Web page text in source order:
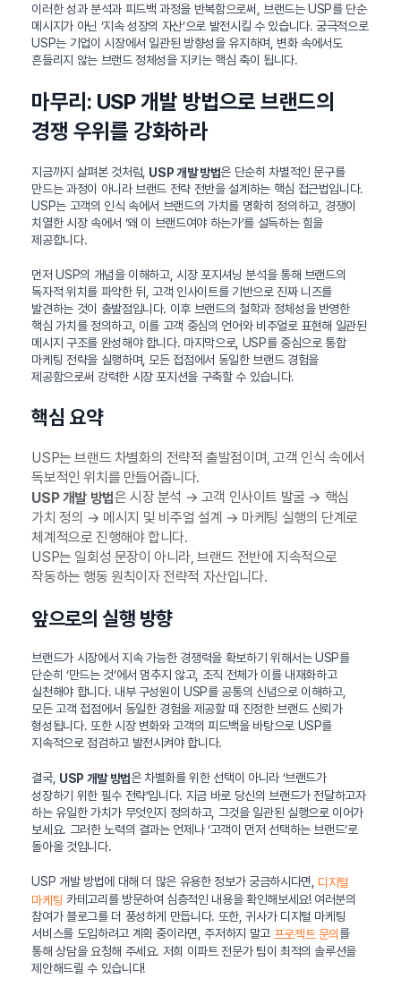
이러한 성과 분석과 피드백 과정을 반복함으로써, 브랜드는 USP를 단순
메시지가 아닌 ‘지속 성장의 자산’으로 발전시킬 수 있습니다. 궁극적으로
USP는 기업이 시장에서 일관된 방향성을 유지하며, 변화 속에서도
흔들리지 않는 브랜드 정체성을 지키는 핵심 축이 됩니다.
마무리: USP 개발 방법으로 브랜드의
경쟁 우위를 강화하라
지금까지 살펴본 것처럼, USP 개발 방법은 단순히 차별적인 문구를
만드는 과정이 아니라 브랜드 전략 전반을 설계하는 핵심 접근법입니다.
USP는 고객의 인식 속에서 브랜드의 가치를 명확히 정의하고, 경쟁이
치열한 시장 속에서 ‘왜 이 브랜드여야 하는가’를 설득하는 힘을
제공합니다.
먼저 USP의 개념을 이해하고, 시장 포지셔닝 분석을 통해 브랜드의
독자적 위치를 파악한 뒤, 고객 인사이트를 기반으로 진짜 니즈를
발견하는 것이 출발점입니다. 이후 브랜드의 철학과 정체성을 반영한
핵심 가치를 정의하고, 이를 고객 중심의 언어와 비주얼로 표현해 일관된
메시지 구조를 완성해야 합니다. 마지막으로, USP를 중심으로 통합
마케팅 전략을 실행하며, 모든 접점에서 동일한 브랜드 경험을
제공함으로써 강력한 시장 포지션을 구축할 수 있습니다.
핵심 요약
USP는 브랜드 차별화의 전략적 출발점이며, 고객 인식 속에서
독보적인 위치를 만들어줍니다.
USP 개발 방법은 시장 분석 → 고객 인사이트 발굴 → 핵심
가치 정의 → 메시지 및 비주얼 설계 → 마케팅 실행의 단계로
체계적으로 진행해야 합니다.
USP는 일회성 문장이 아니라, 브랜드 전반에 지속적으로
작동하는 행동 원칙이자 전략적 자산입니다.
앞으로의 실행 방향
브랜드가 시장에서 지속 가능한 경쟁력을 확보하기 위해서는 USP를
단순히 ‘만드는 것’에서 멈추지 않고, 조직 전체가 이를 내재화하고
실천해야 합니다. 내부 구성원이 USP를 공통의 신념으로 이해하고,
모든 고객 접점에서 동일한 경험을 제공할 때 진정한 브랜드 신뢰가
형성됩니다. 또한 시장 변화와 고객의 피드백을 바탕으로 USP를
지속적으로 점검하고 발전시켜야 합니다.
결국, USP 개발 방법은 차별화를 위한 선택이 아니라 ‘브랜드가
성장하기 위한 필수 전략’입니다. 지금 바로 당신의 브랜드가 전달하고자
하는 유일한 가치가 무엇인지 정의하고, 그것을 일관된 실행으로 이어가
보세요. 그러한 노력의 결과는 언제나 ‘고객이 먼저 선택하는 브랜드’로
돌아올 것입니다.
USP 개발 방법에 대해 더 많은 유용한 정보가 궁금하시다면, 디지털
마케팅 카테고리를 방문하여 심층적인 내용을 확인해보세요! 여러분의
참여가 블로그를 더 풍성하게 만듭니다. 또한, 귀사가 디지털 마케팅
서비스를 도입하려고 계획 중이라면, 주저하지 말고 프로젝트 문의 를
통해 상담을 요청해 주세요. 저희 이파트 전문가 팀이 최적의 솔루션을
제안해드릴 수 있습니다!